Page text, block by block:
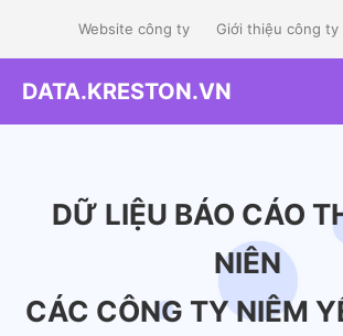
content
Website công ty Giới thiệu công ty
DATA.KRESTON.VN
DỮ LIỆU BÁO CÁO
NIÊN
CÁC CÔNG TY NIÊM